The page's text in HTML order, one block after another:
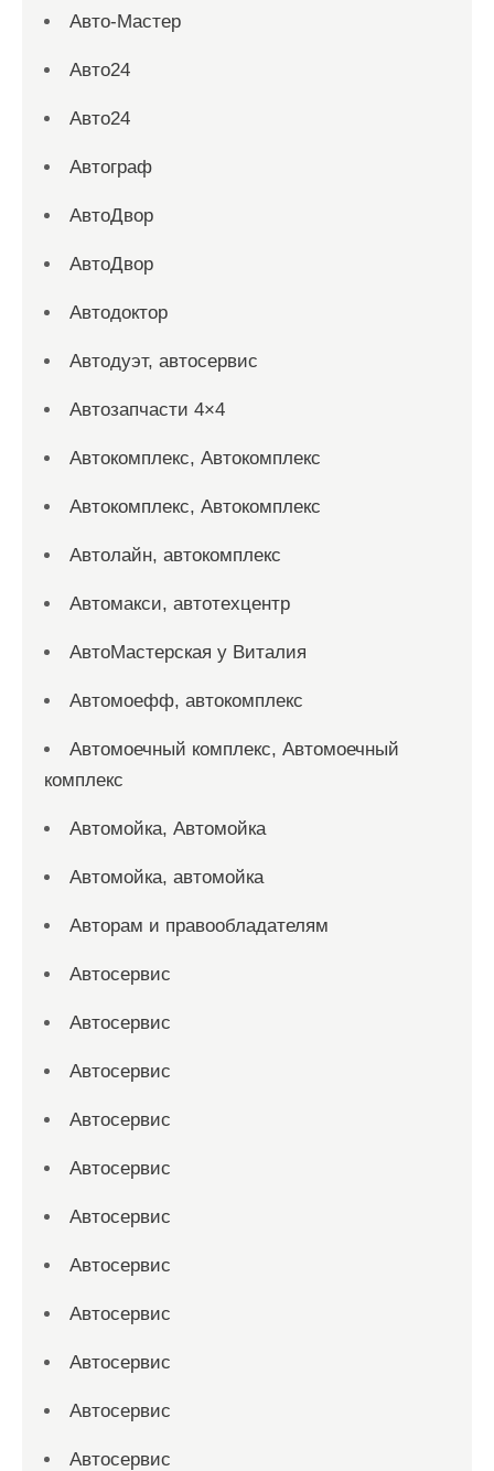
Авто-Мастер
Авто24
Авто24
Автограф
АвтоДвор
АвтоДвор
Автодоктор
Автодуэт, автосервис
Автозапчасти 4×4
Автокомплекс, Автокомплекс
Автокомплекс, Автокомплекс
Автолайн, автокомплекс
Автомакси, автотехцентр
АвтоМастерская у Виталия
Автомоефф, автокомплекс
Автомоечный комплекс, Автомоечный
комплекс
Автомойка, Автомойка
Автомойка, автомойка
Авторам и правообладателям
Автосервис
Автосервис
Автосервис
Автосервис
Автосервис
Автосервис
Автосервис
Автосервис
Автосервис
Автосервис
Автосервис